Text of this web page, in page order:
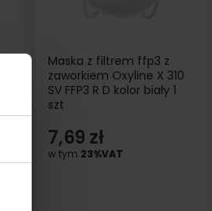
Maska z filtrem ffp3 z
zaworkiem Oxyline X 310
SV FFP3 R D kolor biały 1
szt
7,69 zł
w tym 23%VAT